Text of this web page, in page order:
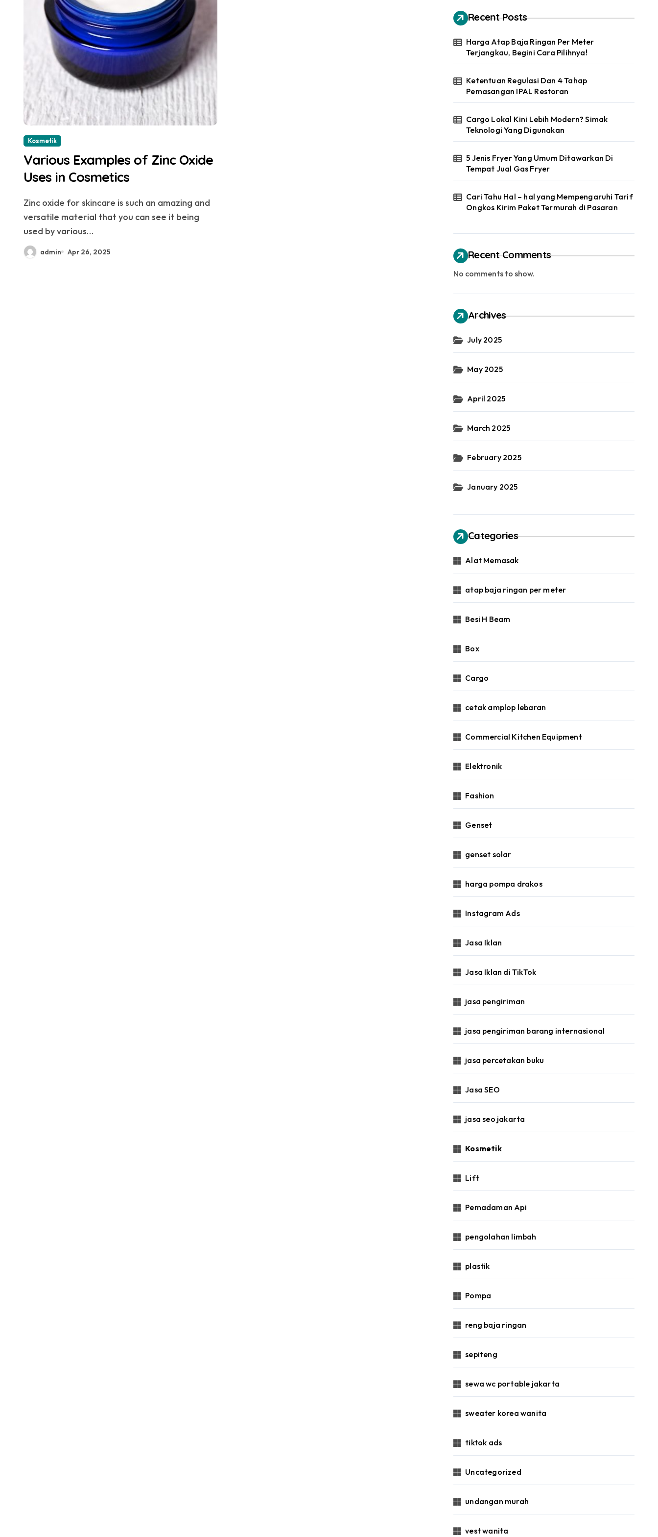
Kosmetik
Various Examples of Zinc Oxide
Uses in Cosmetics
Zinc oxide for skincare is such an amazing and
versatile material that you can see it being
used by various…
admin Apr 26, 2025
Recent Posts
Harga Atap Baja Ringan Per Meter
Terjangkau, Begini Cara Pilihnya!
Ketentuan Regulasi Dan 4 Tahap
Pemasangan IPAL Restoran
Cargo Lokal Kini Lebih Modern? Simak
Teknologi Yang Digunakan
5 Jenis Fryer Yang Umum Ditawarkan Di
Tempat Jual Gas Fryer
Cari Tahu Hal – hal yang Mempengaruhi Tarif
Ongkos Kirim Paket Termurah di Pasaran
Recent Comments
No comments to show.
Archives
July 2025
May 2025
April 2025
March 2025
February 2025
January 2025
Categories
Alat Memasak
atap baja ringan per meter
Besi H Beam
Box
Cargo
cetak amplop lebaran
Commercial Kitchen Equipment
Elektronik
Fashion
Genset
genset solar
harga pompa drakos
Instagram Ads
Jasa Iklan
Jasa Iklan di TikTok
jasa pengiriman
jasa pengiriman barang internasional
jasa percetakan buku
Jasa SEO
jasa seo jakarta
Kosmetik
Lift
Pemadaman Api
pengolahan limbah
plastik
Pompa
reng baja ringan
sepiteng
sewa wc portable jakarta
sweater korea wanita
tiktok ads
Uncategorized
undangan murah
vest wanita